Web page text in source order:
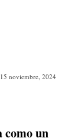
15 noviembre, 2024
como un